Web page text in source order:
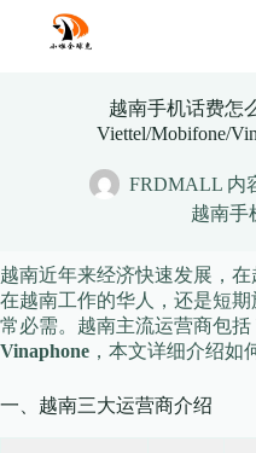
content
越南手机话费怎
Viettel/Mobifone/
FRDMALL 内
越南手
越南近年来经济快速发展，
在越南工作的华人，还是短
常必需。越南主流运营商包括
Vinaphone ，本文详细介绍如
一、越南三大运营商介绍